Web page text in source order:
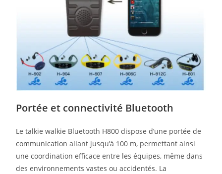
Portée et connectivité Bluetooth
Le talkie walkie Bluetooth H800 dispose d’une portée de
communication allant jusqu’à 100 m, permettant ainsi
une coordination efficace entre les équipes, même dans
des environnements vastes ou accidentés. La